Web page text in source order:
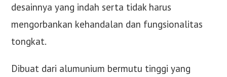
desainnya yang indah serta tidak harus
mengorbankan kehandalan dan fungsionalitas
tongkat.
Dibuat dari alumunium bermutu tinggi yang